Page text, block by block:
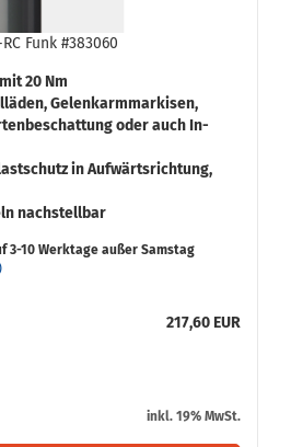
Funk #383060
20 Nm
,Ge­lenk­arm­mar­ki­sen,
oder auch In­
in Auf­wärts­rich­tung,
nach­stell­bar
3-10 Werktage außer Samstag
217,60 EUR
inkl. 19% MwSt.